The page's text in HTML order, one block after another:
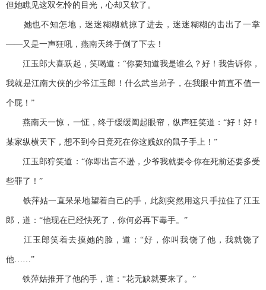
但她瞧见这双乞怜的目光，心却又软了。
她也不知怎地，迷迷糊糊就掠了进去，迷迷糊糊的击出了一掌
——又是一声狂吼，燕南天终于倒了下去！
江玉郎大喜跃起，笑喝道：“你要知道我是谁么？好！我告诉你，
我就是江南大侠的少爷江玉郎！什么武当弟子，在我眼中简直不值一
个屁！”
燕南天一惊，一怔，终于缓缓阖起眼帘，纵声狂笑道：“好！好！
某家纵横天下，想不到今日竟死在你这贱奴的鼠子手上！”
江玉郎狞笑道：“你即出言不逊，少爷我就要令你在死前还要多受
些罪了！”
铁萍姑一直呆呆地望着自己的手，此刻突然用这只手拉住了江玉
郎，道：“他现在已经快死了，你何必再下毒手。”
江玉郎笑着去摸她的脸，道：“好，你叫我饶了他，我就饶了
他……”
铁萍姑推开了他的手，道：“花无缺就要来了。”